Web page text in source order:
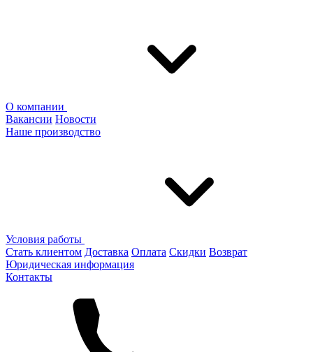
О компании
Вакансии Новости
Наше производство
Условия работы
Стать клиентом Доставка Оплата Скидки Возврат
Юридическая информация
Контакты